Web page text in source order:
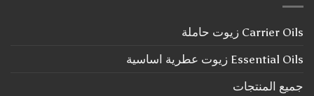
علبة
المكياج
Carrier Oils زيوت حاملة
Essential Oils زيوت عطرية اساسية
جميع المنتجات